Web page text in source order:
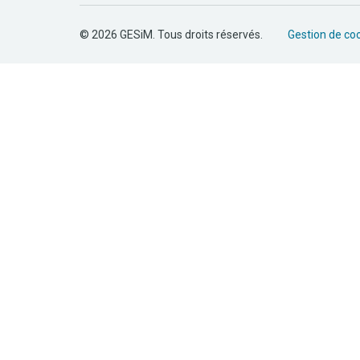
© 2026 GESiM. Tous droits réservés. Gestion de